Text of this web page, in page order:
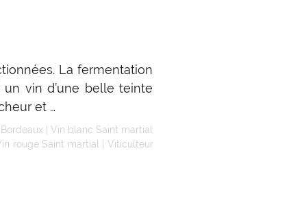
La fermentation
vin d’une belle teinte
et …
| Vin blanc Saint martial
rouge Saint martial
Viticulteur